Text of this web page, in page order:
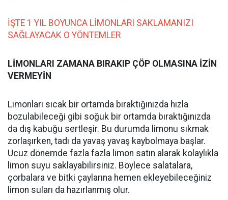
İŞTE 1 YIL BOYUNCA LİMONLARI SAKLAMANIZI
SAĞLAYACAK O YÖNTEMLER
LİMONLARI ZAMANA BIRAKIP ÇÖP OLMASINA İZİN
VERMEYİN
Limonları sıcak bir ortamda bıraktığınızda hızla
bozulabileceği gibi soğuk bir ortamda bıraktığınızda
da dış kabuğu sertleşir. Bu durumda limonu sıkmak
zorlaşırken, tadı da yavaş yavaş kaybolmaya başlar.
Ucuz dönemde fazla fazla limon satın alarak kolaylıkla
limon suyu saklayabilirsiniz. Böylece salatalara,
çorbalara ve bitki çaylarına hemen ekleyebileceğiniz
limon suları da hazırlanmış olur.